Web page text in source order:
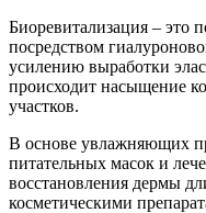
Биоревитализация – это
посредством
усилению выработки
происходит насыщение
участков.
В основе увлажняющих
питательных масок и
восстановления дермы
косметическими